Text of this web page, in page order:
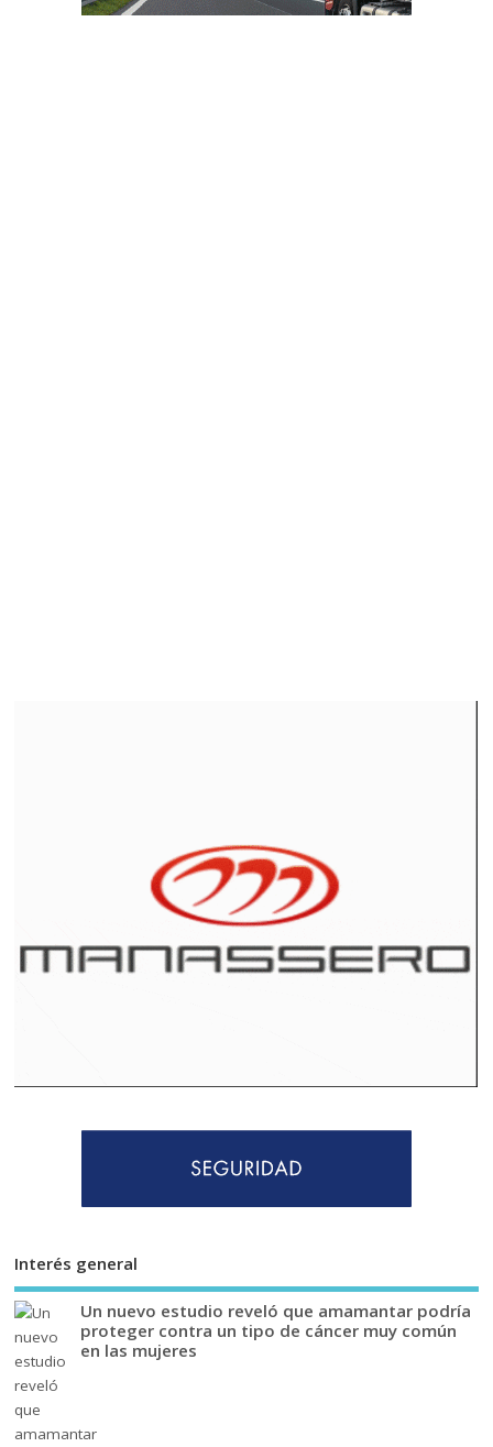
Interés general
Un nuevo estudio reveló que amamantar podría
proteger contra un tipo de cáncer muy común
en las mujeres